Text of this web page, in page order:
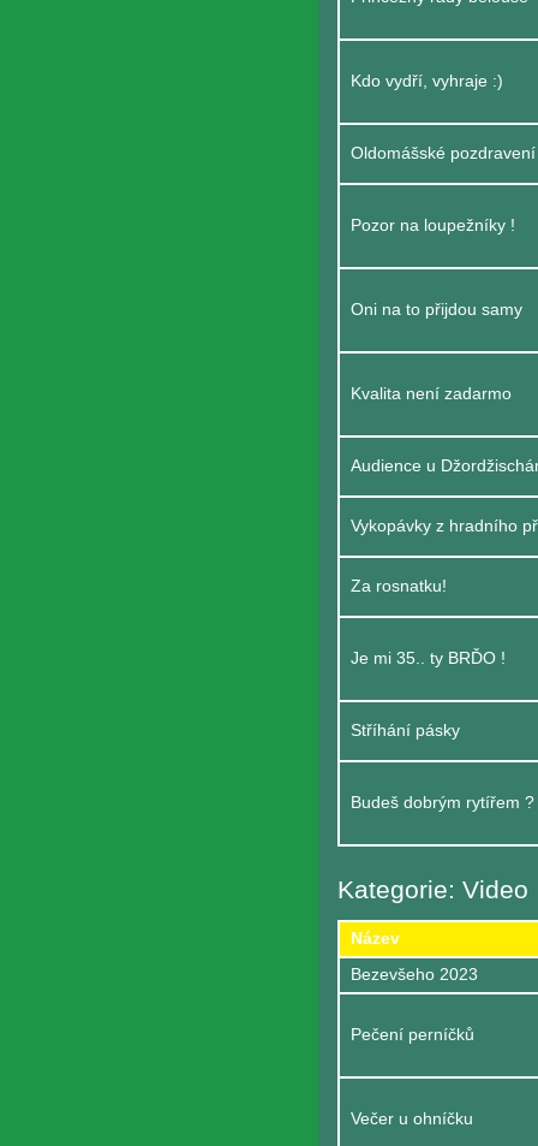
Kdo vydří, vyhraje :)
Oldomášské pozdravení
Pozor na loupežníky !
Oni na to přijdou samy
Kvalita není zadarmo
Audience u
Vykopávky z hradního
Za rosnatku!
Je mi 35.. ty BRĎO !
Stříhání pásky
Budeš dobrým rytířem ?
Kategorie: Video
Název
Bezevšeho 2023
Pečení perníčků
Večer u ohníčku